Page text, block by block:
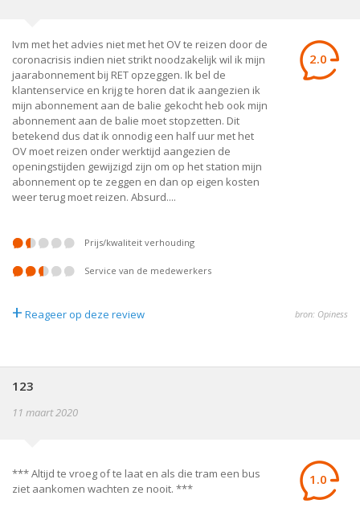
Ivm met het advies niet met het OV te reizen door de
coronacrisis indien niet strikt noodzakelijk wil ik mijn
jaarabonnement bij RET opzeggen. Ik bel de
klantenservice en krijg te horen dat ik aangezien ik
mijn abonnement aan de balie gekocht heb ook mijn
abonnement aan de balie moet stopzetten. Dit
betekend dus dat ik onnodig een half uur met het
OV moet reizen onder werktijd aangezien de
openingstijden gewijzigd zijn om op het station mijn
abonnement op te zeggen en dan op eigen kosten
weer terug moet reizen. Absurd....
2.0
prijs/kwaliteit verhouding
service van de medewerkers
+ Reageer op deze review bron: Opiness
123
11 maart 2020
*** Altijd te vroeg of te laat en als die tram een bus
ziet aankomen wachten ze nooit. ***
1.0